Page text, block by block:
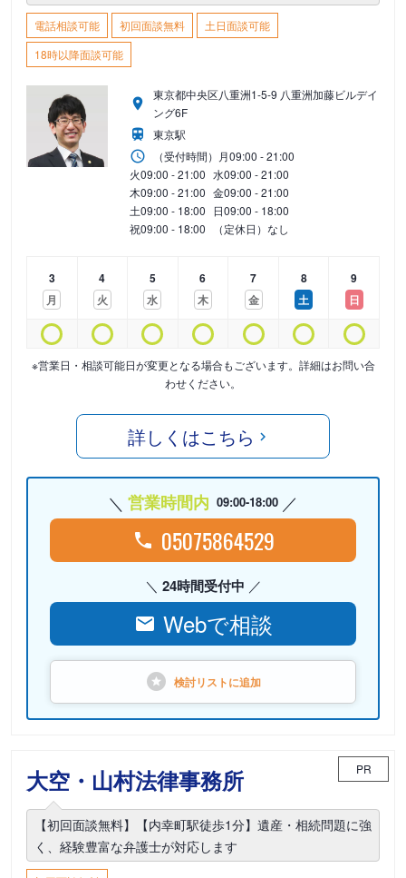
電話相談可能 初回面談無料
土日面談可能
18時以降面談可能
東京都中央区八重洲1-5-9 八重洲加藤ビルデイ
ング6F
東京駅
（受付時間） 月09:00 - 21:00
火09:00 - 21:00 水09:00 - 21:00
木09:00 - 21:00 金09:00 - 21:00
土09:00 - 18:00 日09:00 - 18:00
祝09:00 - 18:00 （定休日）なし
3
月
4
火
5
水
6
木
7
金
8
土
9
日
※営業日・相談可能日が変更となる場合もございます。詳細はお問い合
わせください。
詳しくはこちら
営業時間内 09:00-18:00
05075864529
24時間受付中
Webで相談
検討リストに追加
大空・山村法律事務所 PR
【初回面談無料】【内幸町駅徒歩1分】遺産・相続問題に強
く、経験豊富な弁護士が対応します